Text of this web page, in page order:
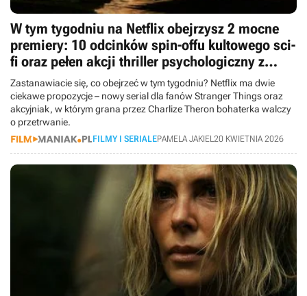
W tym tygodniu na Netflix obejrzysz 2 mocne
premiery: 10 odcinków spin-offu kultowego sci-
fi oraz pełen akcji thriller psychologiczny z
Charlize Theron
Zastanawiacie się, co obejrzeć w tym tygodniu? Netflix ma dwie
ciekawe propozycje – nowy serial dla fanów Stranger Things oraz
akcyjniak, w którym grana przez Charlize Theron bohaterka walczy
o przetrwanie.
FILMY I SERIALEPAMELA JAKIEL20 KWIETNIA 2026